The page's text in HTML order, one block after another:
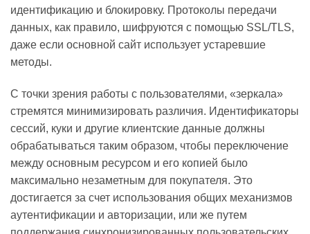
идентификацию и блокировку. Протоколы передачи
данных, как правило, шифруются с помощью SSL/TLS,
даже если основной сайт использует устаревшие
методы.
С точки зрения работы с пользователями, «зеркала»
стремятся минимизировать различия. Идентификаторы
сессий, куки и другие клиентские данные должны
обрабатываться таким образом, чтобы переключение
между основным ресурсом и его копией было
максимально незаметным для покупателя. Это
достигается за счет использования общих механизмов
аутентификации и авторизации, или же путем